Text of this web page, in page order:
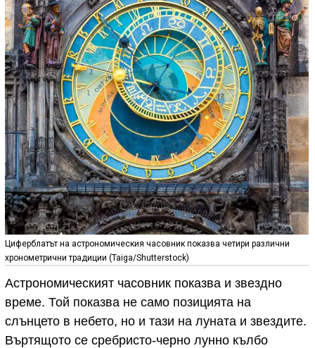
Циферблатът на астрономическия часовник показва четири различни
хронометрични традиции (Taiga/Shutterstock)
Астрономическият часовник показва и звездно
време. Той показва не само позицията на
слънцето в небето, но и тази на луната и звездите.
Въртящото се сребристо-черно лунно кълбо